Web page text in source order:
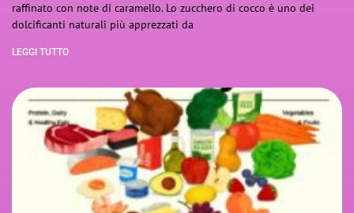
raffinato con note di caramello. Lo zucchero di cocco è uno dei
dolcificanti naturali più apprezzati da
LEGGI TUTTO